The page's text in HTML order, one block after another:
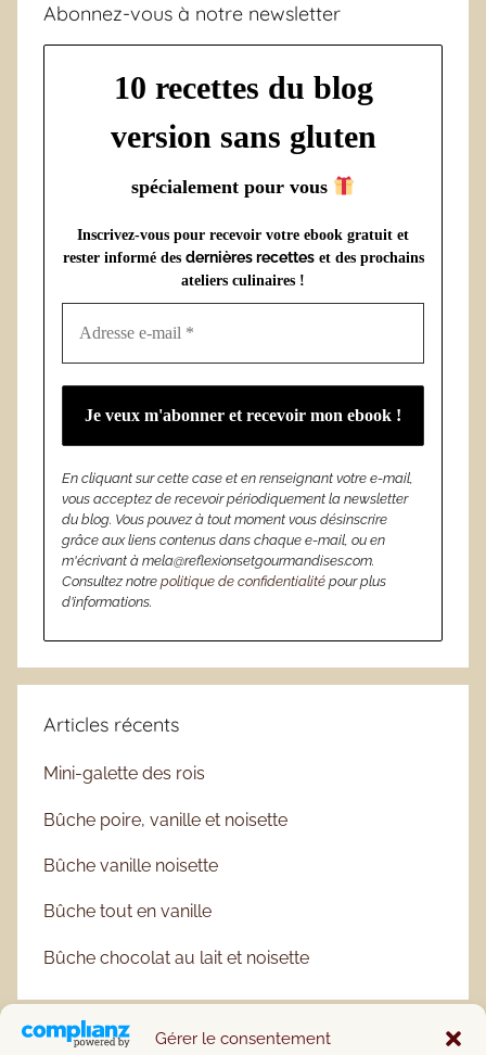
Gérer le consentement
Abonnez-vous à notre newsletter
10 recettes du blog
version sans gluten
spécialement pour vous
Inscrivez-vous pour recevoir votre ebook gratuit et
rester informé des dernières recettes et des prochains
ateliers culinaires !
En cliquant sur cette case et en renseignant votre e-mail,
vous acceptez de recevoir périodiquement la newsletter
du blog. Vous pouvez à tout moment vous désinscrire
grâce aux liens contenus dans chaque e-mail, ou en
m'écrivant à mela@reflexionsetgourmandises.com.
Consultez notre politique de confidentialité pour plus
d’informations.
Articles récents
Mini-galette des rois
Bûche poire, vanille et noisette
Bûche vanille noisette
Bûche tout en vanille
Bûche chocolat au lait et noisette